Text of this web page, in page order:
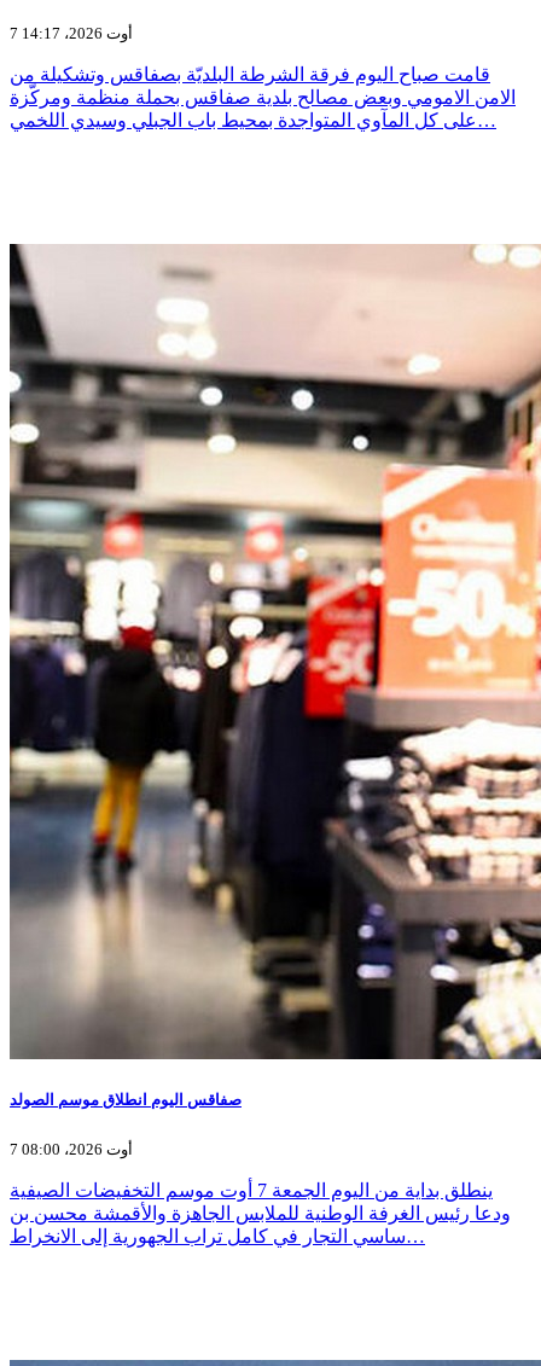
7 أوت 2026، 14:17
قامت صباح اليوم فرقة الشرطة البلديّة بصفاقس وتشكيلة من
الامن الامومي وبعض مصالح بلدية صفاقس بحملة منظمة ومركّزة
على كل المآوي المتواجدة بمحيط باب الجبلي وسيدي اللخمي…
صفاقس اليوم انطلاق موسم الصولد
7 أوت 2026، 08:00
ينطلق بداية من اليوم الجمعة 7 أوت موسم التخفيضات الصيفية
ودعا رئيس الغرفة الوطنية للملابس الجاهزة والأقمشة محسن بن
ساسي التجار في كامل تراب الجهورية إلى الانخراط…